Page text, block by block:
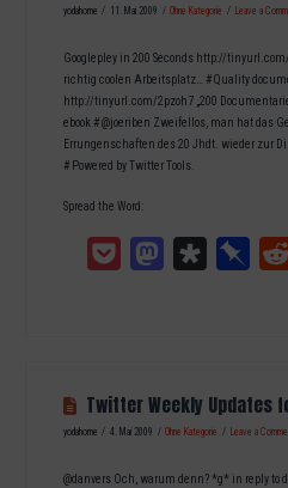
yodahome 11. Mai 2009 Ohne Kategorie Leave a
Googlepley in 200 Seconds http://
richtig coolen Arbeitsplatz… # Quality
http://tinyurl.com/2pzoh7 „200
ebook # @joeriben Zweifellos, man hat das
Errungenschaften des 20 Jhdt. wieder zur
# Powered by Twitter Tools.
Spread the Word:
Pocket MastodonDiaspora
Twitter Weekly Updates
yodahome 4. Mai 2009 Ohne Kategorie Leave a
@danvers Och, warum denn? *g* in reply to